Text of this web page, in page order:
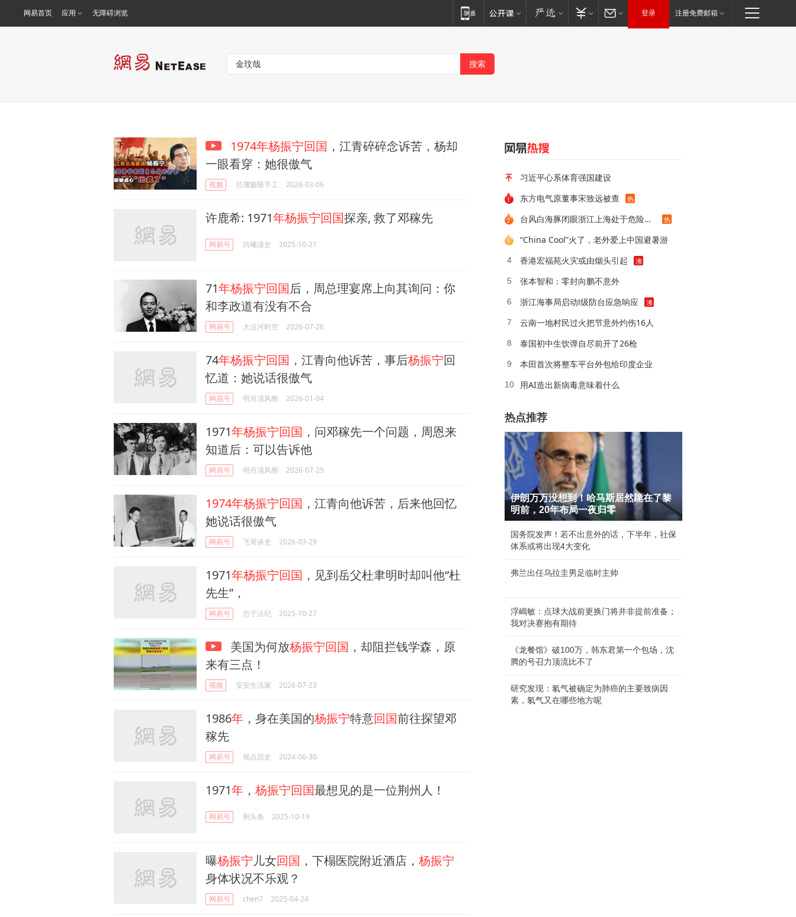
网易首页 应用 无障碍浏览 登录 注册免费邮箱
1974年杨振宁回国 ，江青碎碎念诉苦，杨却
一眼看穿：她很傲气
视频 吕彏极限手工 2026-03-06
许鹿希: 1971年杨振宁回国探亲, 救了邓稼先
网易号 尚曦读史 2025-10-21
71年杨振宁回国后，周总理宴席上向其询问：你
和李政道有没有不合
网易号 大运河时空 2026-07-26
74年杨振宁回国 ，江青向他诉苦，事后杨振宁回
忆道：她说话很傲气
网易号 明月清风阁 2026-01-04
1971年杨振宁回国 ，问邓稼先一个问题，周恩来
知道后：可以告诉他
网易号 明月清风阁 2026-07-25
1974年杨振宁回国 ，江青向他诉苦，后来他回忆
她说话很傲气
网易号 飞哥谈史 2026-03-29
1971年杨振宁回国 ，见到岳父杜聿明时却叫他“杜
先生”，
网易号 忠于法纪 2025-10-27
美国为何放杨振宁回国 ，却阻拦钱学森，原
来有三点！
视频 安安生活家 2026-07-23
1986年 ，身在美国的杨振宁特意回国前往探望邓
稼先
网易号 视点历史 2024-06-30
1971年 ， 杨振宁回国最想见的是一位荆州人！
网易号 荆头条 2025-10-19
曝杨振宁儿女回国 ，下榻医院附近酒店， 杨振宁
身体状况不乐观？
网易号 chen7 2025-04-24
习近平心系体育强国建设
1
东方电气原董事宋致远被查 热
2
台风白海豚闭眼浙江上海处于危险半圆 热
3
“China Cool”火了，老外爱上中国避暑游
4 香港宏福苑火灾或由烟头引起 沸
5 张本智和：零封向鹏不意外
6 浙江海事局启动Ⅰ级防台应急响应 沸
7 云南一地村民过火把节意外灼伤16人
8 泰国初中生饮弹自尽前开了26枪
9 本田首次将整车平台外包给印度企业
10 用AI造出新病毒意味着什么
热点推荐
伊朗万万没想到！哈马斯居然跪在了黎
明前，20年布局一夜归零
国务院发声！若不出意外的话，下半年，社保
体系或将出现4大变化
弗兰出任乌拉圭男足临时主帅
浮嶋敏：点球大战前更换门将并非提前准备；
我对决赛抱有期待
《龙餐馆》破100万，韩东君第一个包场，沈
腾的号召力顶流比不了
研究发现：氡气被确定为肺癌的主要致病因
素，氡气又在哪些地方呢